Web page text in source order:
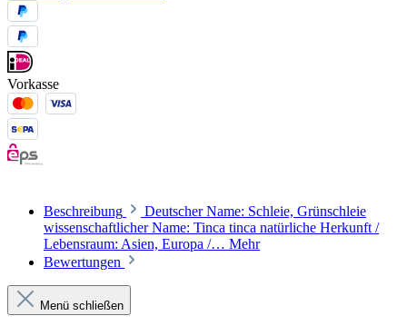
Vorkasse
Beschreibung
Deutscher Name: Schleie, Grünschleie
wissenschaftlicher Name: Tinca tinca natürliche Herkunft /
Lebensraum: Asien, Europa /… Mehr
Bewertungen
Menü schließen